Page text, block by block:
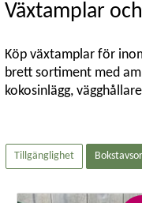
Växtamplar
Köp växtamplar för
brett sortiment med
kokosinlägg,
I amplar planterar vi
Tillgänglighet